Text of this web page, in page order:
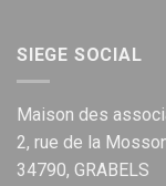
SIEGE SOCIAL
Maison des
2, rue de la
34790, GRABELS